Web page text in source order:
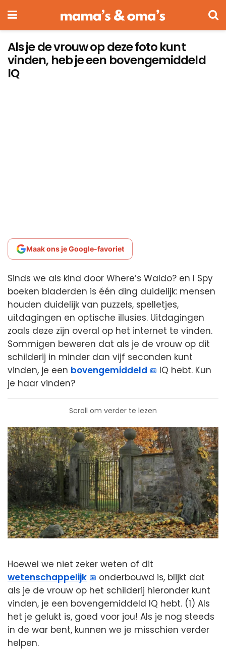
Als je de vrouw op deze foto kunt
vinden, heb je een bovengemiddeld
IQ
Maak ons je Google-favoriet
Sinds we als kind door Where’s Waldo? en I Spy
boeken bladerden is één ding duidelijk: mensen
houden duidelijk van puzzels, spelletjes,
uitdagingen en optische illusies. Uitdagingen
zoals deze zijn overal op het internet te vinden.
Sommigen beweren dat als je de vrouw op dit
schilderij in minder dan vijf seconden kunt
vinden, je een bovengemiddeld
IQ hebt. Kun
je haar vinden?
Scroll om verder te lezen
Hoewel we niet zeker weten of dit
wetenschappelijk
onderbouwd is, blijkt dat
als je de vrouw op het schilderij hieronder kunt
vinden, je een bovengemiddeld IQ hebt. (1) Als
het je gelukt is, goed voor jou! Als je nog steeds
in de war bent, kunnen we je misschien verder
helpen.